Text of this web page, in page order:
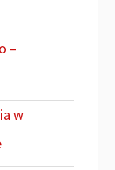
–
w